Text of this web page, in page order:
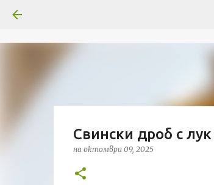
Свински дроб с лук
на октомври 09, 2025